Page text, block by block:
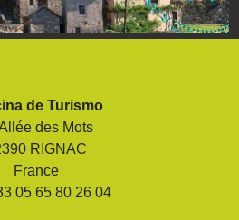
de Turismo
des Mots
RIGNAC
France
05 65 80 26 04